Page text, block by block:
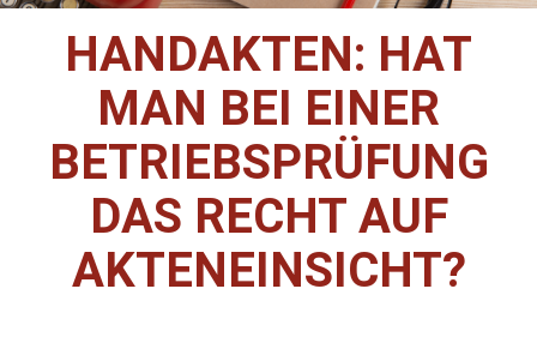
HANDAKTEN: HAT
MAN BEI EINER
BETRIEBSPRÜFUNG
DAS RECHT AUF
AKTENEINSICHT?